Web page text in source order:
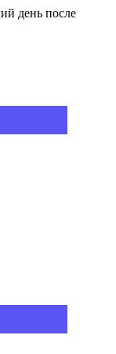
день после